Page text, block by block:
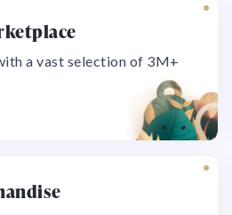
a vast selection of 3M+